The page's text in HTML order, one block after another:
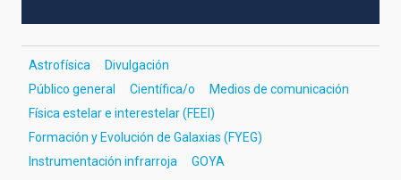
Astrofísica
Divulgación
Público general
Científica/o
Medios de comunicación
Física estelar e interestelar (FEEI)
Formación y Evolución de Galaxias (FYEG)
Instrumentación infrarroja
GOYA